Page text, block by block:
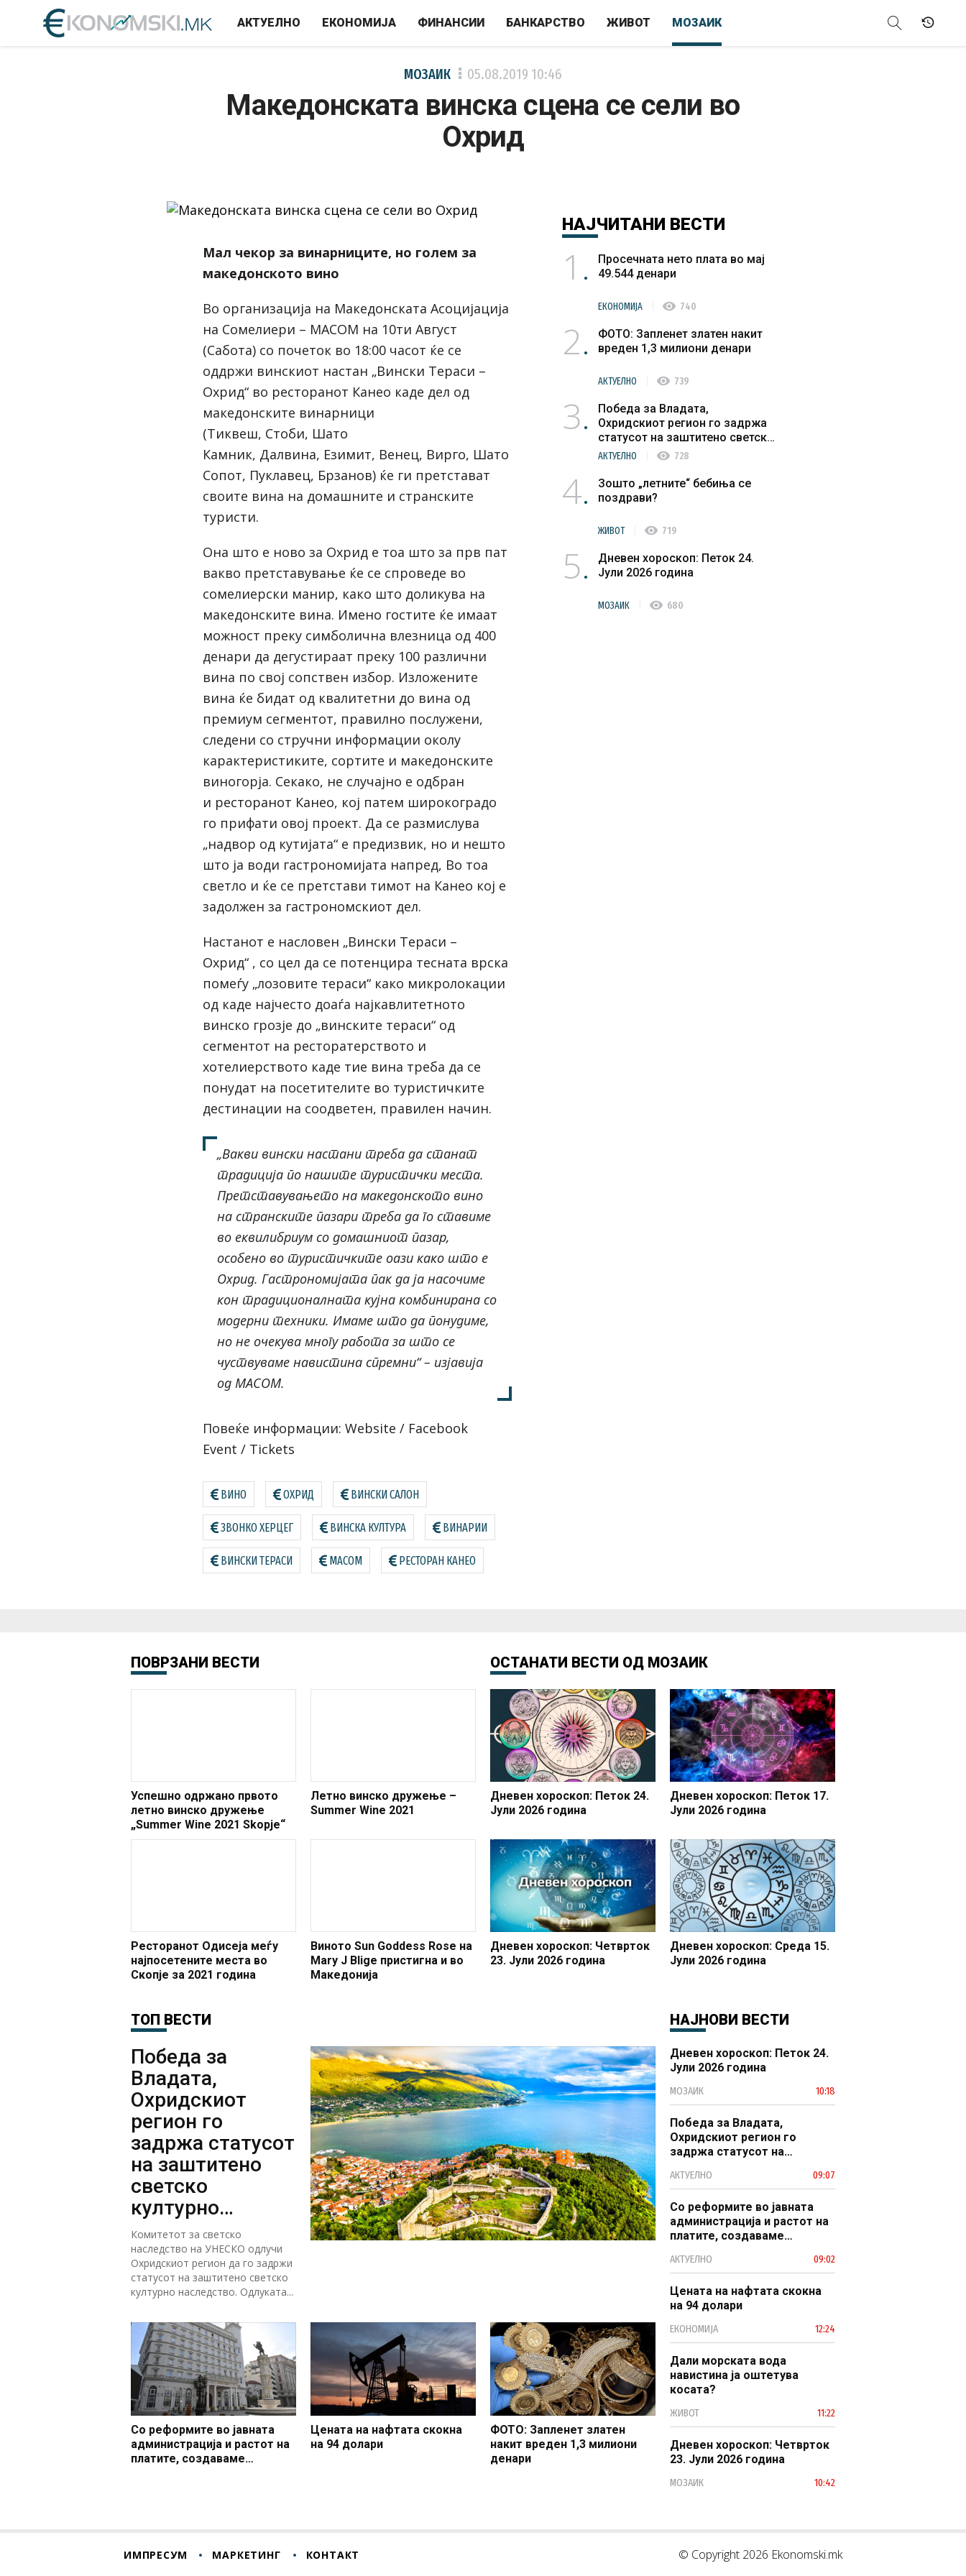
АКТУЕЛНО ЕКОНОМИЈА ФИНАНСИИ БАНКАРСТВО ЖИВОТ МОЗАИК
МОЗАИК 05.08.2019 10:46
Македонската винска сцена се сели во
Охрид
Мал чекор за винарниците, но голем за
македонското вино
Во организација на Македонската Асоцијација
на Сомелиери – МАСОМ на 10ти Август
(Сабота) со почеток во 18:00 часот ќе се
оддржи винскиот настан „Вински Тераси –
Охрид“ во ресторанот Канео каде дел од
македонските винарници
(Тиквеш, Стоби, Шато
Камник, Далвина, Езимит, Венец, Вирго, Шато
Сопот, Пуклавец, Брзанов) ќе ги претстават
своите вина на домашните и странските
туристи.
Она што е ново за Охрид е тоа што за прв пат
вакво претставување ќе се спроведе во
сомелиерски манир, како што доликува на
македонските вина. Имено гостите ќе имаат
можност преку симболична влезница од 400
денари да дегустираат преку 100 различни
вина по свој сопствен избор. Изложените
вина ќе бидат од квалитетни до вина од
премиум сегментот, правилно послужени,
следени со стручни информации околу
карактеристиките, сортите и македонските
виногорја. Секако, не случајно е одбран
и ресторанот Канео, кој патем широкоградо
го прифати овој проект. Да се размислува
„надвор од кутијата“ е предизвик, но и нешто
што ја води гастрономијата напред, Во тоа
светло и ќе се претстави тимот на Канео кој е
задолжен за гастрономскиот дел.
Настанот е насловен „Вински Тераси –
Охрид“ , со цел да се потенцира тесната врска
помеѓу „лозовите тераси“ како микролокации
од каде најчесто доаѓа најкавлитетното
винско грозје до „винските тераси“ од
сегментот на ресторатерството и
хотелиерството каде тие вина треба да се
понудат на посетителите во туристичките
дестинации на соодветен, правилен начин.
„Вакви вински настани треба да станат
традиција по нашите туристички места.
Претставувањето на македонското вино
на странските пазари треба да го ставиме
во еквилибриум со домашниот пазар,
особено во туристичките оази како што е
Охрид. Гастрономијата пак да ја насочиме
кон традиционалната кујна комбинирана со
модерни техники. Имаме што да понудиме,
но не очекува многу работа за што се
чуствуваме навистина спремни“ – изјавија
од МАСОМ.
Повеќе информации: Website / Facebook
Event / Tickets
ВИНО ОХРИД ВИНСКИ САЛОН
ЗВОНКО ХЕРЦЕГ ВИНСКА КУЛТУРА ВИНАРИИ
ВИНСКИ ТЕРАСИ МАСОМ РЕСТОРАН КАНЕО
НАЈЧИТАНИ ВЕСТИ
1
Просечната нето плата во мај
49.544 денари
ЕКОНОМИЈА visibility 740
2
ФОТО: Запленет златен накит
вреден 1,3 милиони денари
АКТУЕЛНО visibility 739
3
Победа за Владата,
Охридскиот регион го задржа
статусот на заштитено светско
културно наследство
АКТУЕЛНО visibility 728
4
Зошто „летните“ бебиња се
поздрави?
ЖИВОТ visibility 719
5
Дневен хороскоп: Петок 24.
Јули 2026 година
МОЗАИК visibility 680
ПОВРЗАНИ ВЕСТИ
Успешно одржано првото
летно винско дружење
„Summer Wine 2021 Skopje“
Летно винско дружење –
Summer Wine 2021
Ресторанот Одисеја меѓу
најпосетените места во
Скопје за 2021 година
Виното Sun Goddess Rose на
Mary J Blige пристигна и во
Македонија
ОСТАНАТИ ВЕСТИ ОД МОЗАИК
Дневен хороскоп: Петок 24.
Јули 2026 година
Дневен хороскоп: Четврток
23. Јули 2026 година
Дневен хороскоп: Петок 17.
Јули 2026 година
Дневен хороскоп: Среда 15.
Јули 2026 година
ТОП ВЕСТИ
Победа за
Владата,
Охридскиот
регион го
задржа статусот
на заштитено
светско
културно
наследство
Комитетот за светско
наследство на УНЕСКО одлучи
Охридскиот регион да го задржи
статусот на заштитено светско
културно наследство. Одлуката...
Со реформите во јавната
администрација и растот на
платите, создаваме
Цената на нафтата скокна
на 94 долари
ФОТО: Запленет златен
накит вреден 1,3 милиони
денари
НАЈНОВИ ВЕСТИ
Дневен хороскоп: Петок 24.
Јули 2026 година
МОЗАИК 10:18
Победа за Владата,
Охридскиот регион го
задржа статусот на
наследство
АКТУЕЛНО 09:07
Со реформите во јавната
администрација и растот на
платите, создаваме
модерен јавен сектор
АКТУЕЛНО 09:02
Цената на нафтата скокна
на 94 долари
ЕКОНОМИЈА 12:24
Дали морската вода
навистина ја оштетува
косата?
ЖИВОТ 11:22
Дневен хороскоп: Четврток
23. Јули 2026 година
МОЗАИК 10:42
ИМПРЕСУМ МАРКЕТИНГ КОНТАКТ © Copyright 2026 Ekonomski.mk